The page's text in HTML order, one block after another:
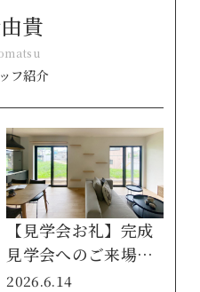
貴
フ紹介
【見学会お礼】完成
見学会へのご来場、
ありがとうございま
2026.6.14